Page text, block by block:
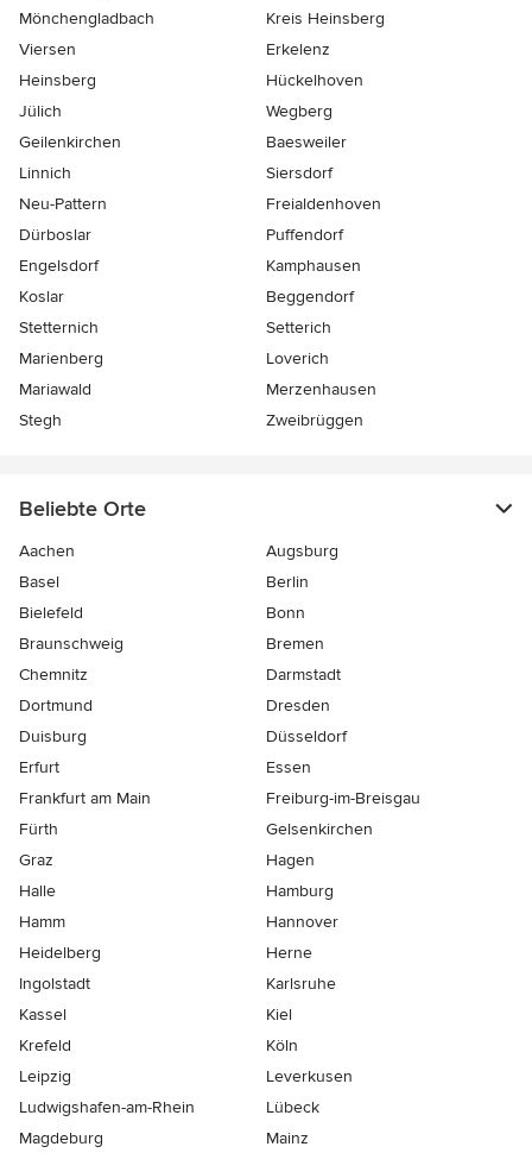
Mönchengladbach
Kreis Heinsberg
Viersen
Erkelenz
Heinsberg
Hückelhoven
Jülich
Wegberg
Geilenkirchen
Baesweiler
Linnich
Siersdorf
Neu-Pattern
Freialdenhoven
Dürboslar
Puffendorf
Engelsdorf
Kamphausen
Koslar
Beggendorf
Stetternich
Setterich
Marienberg
Loverich
Mariawald
Merzenhausen
Stegh
Zweibrüggen
Beliebte Orte
Aachen
Augsburg
Basel
Berlin
Bielefeld
Bonn
Braunschweig
Bremen
Chemnitz
Darmstadt
Dortmund
Dresden
Duisburg
Düsseldorf
Erfurt
Essen
Frankfurt am Main
Freiburg-im-Breisgau
Fürth
Gelsenkirchen
Graz
Hagen
Halle
Hamburg
Hamm
Hannover
Heidelberg
Herne
Ingolstadt
Karlsruhe
Kassel
Kiel
Krefeld
Köln
Leipzig
Leverkusen
Ludwigshafen-am-Rhein
Lübeck
Magdeburg
Mainz